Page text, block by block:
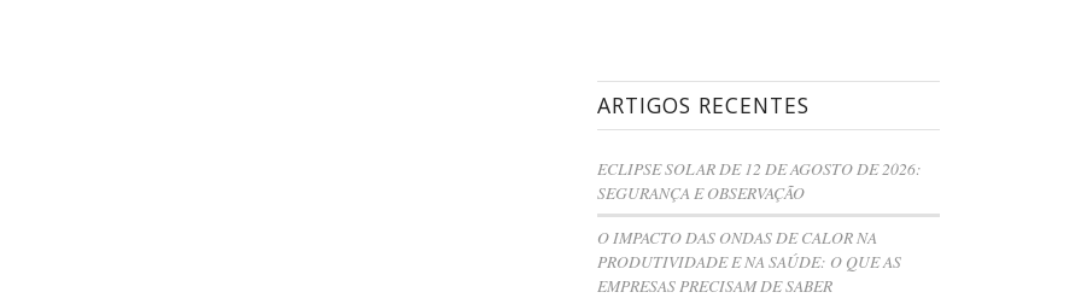
ARTIGOS RECENTES
ECLIPSE SOLAR DE 12 DE AGOSTO DE 2026:
SEGURANÇA E OBSERVAÇÃO
O IMPACTO DAS ONDAS DE CALOR NA
PRODUTIVIDADE E NA SAÚDE: O QUE AS
EMPRESAS PRECISAM DE SABER